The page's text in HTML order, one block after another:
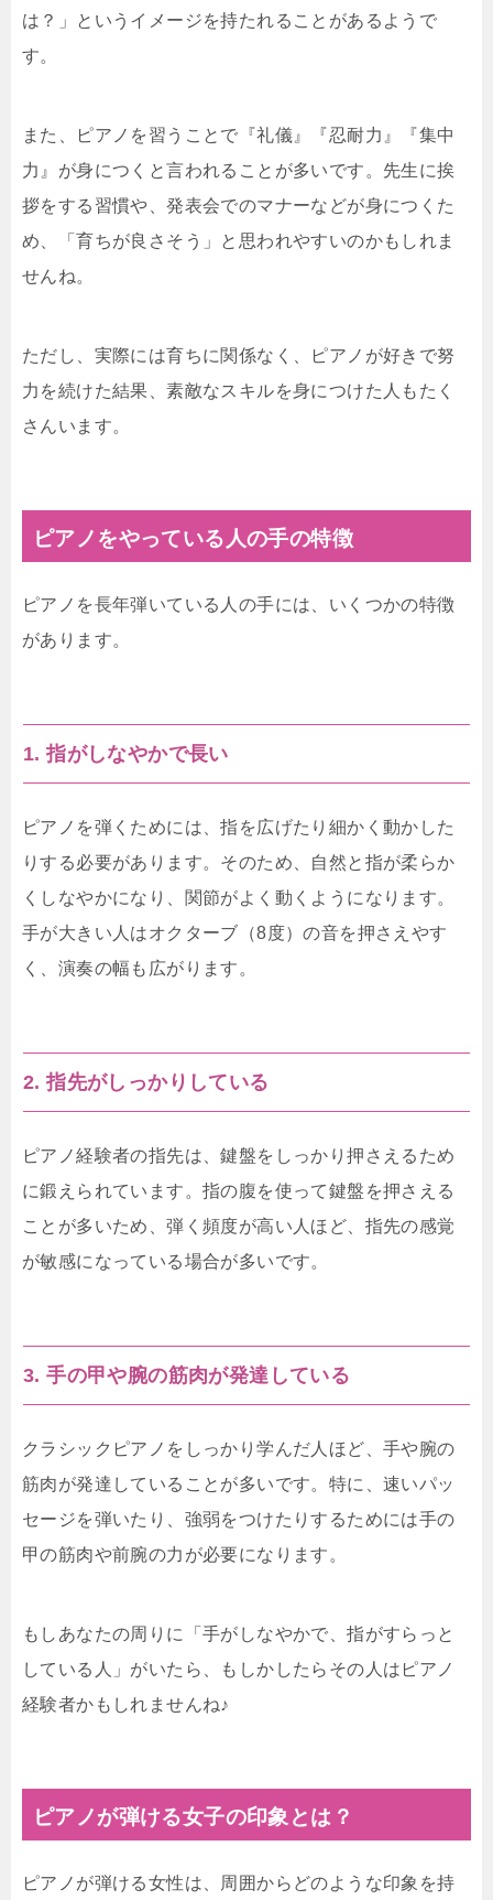
は？」というイメージを持たれることがあるようで
す。
また、ピアノを習うことで『礼儀』『忍耐力』『集中
力』が身につくと言われることが多いです。先生に挨
拶をする習慣や、発表会でのマナーなどが身につくた
め、「育ちが良さそう」と思われやすいのかもしれま
せんね。
ただし、実際には育ちに関係なく、ピアノが好きで努
力を続けた結果、素敵なスキルを身につけた人もたく
さんいます。
ピアノをやっている人の手の特徴
ピアノを長年弾いている人の手には、いくつかの特徴
があります。
1. 指がしなやかで長い
ピアノを弾くためには、指を広げたり細かく動かした
りする必要があります。そのため、自然と指が柔らか
くしなやかになり、関節がよく動くようになります。
手が大きい人はオクターブ（8度）の音を押さえやす
く、演奏の幅も広がります。
2. 指先がしっかりしている
ピアノ経験者の指先は、鍵盤をしっかり押さえるため
に鍛えられています。指の腹を使って鍵盤を押さえる
ことが多いため、弾く頻度が高い人ほど、指先の感覚
が敏感になっている場合が多いです。
3. 手の甲や腕の筋肉が発達している
クラシックピアノをしっかり学んだ人ほど、手や腕の
筋肉が発達していることが多いです。特に、速いパッ
セージを弾いたり、強弱をつけたりするためには手の
甲の筋肉や前腕の力が必要になります。
もしあなたの周りに「手がしなやかで、指がすらっと
している人」がいたら、もしかしたらその人はピアノ
経験者かもしれませんね♪
ピアノが弾ける女子の印象とは？
ピアノが弾ける女性は、周囲からどのような印象を持